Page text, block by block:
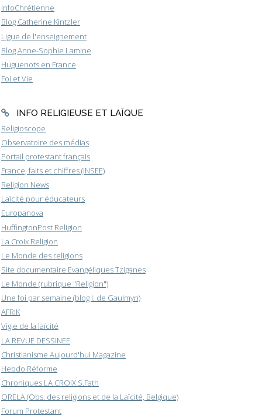
InfoChrétienne
Blog Catherine Kintzler
Ligue de l'enseignement
Blog Anne-Sophie Lamine
Huguenots en France
Foi et Vie
INFO RELIGIEUSE ET LAÏQUE
Religioscope
Observatoire des médias
Portail protestant français
France, faits et chiffres (INSEE)
Religion News
Laïcité pour éducateurs
Europanova
HuffingtonPost Religion
La Croix Religion
Le Monde des religions
Site documentaire Evangéliques Tziganes
Le Monde (rubrique "Religion")
Une foi par semaine (blog I. de Gaulmyn)
AFRIK
Vigie de la laïcité
LA REVUE DESSINEE
Christianisme Aujourd'hui Magazine
Hebdo Réforme
Chroniques LA CROIX S.Fath
ORELA (Obs. des religions et de la Laïcité, Belgique)
Forum Protestant